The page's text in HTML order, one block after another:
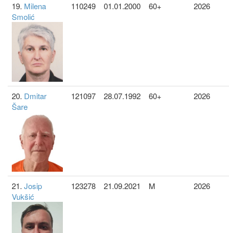
19. Milena
Smolić
110249 01.01.2000 60+ 2026
20. Dmitar
Šare
121097 28.07.1992 60+ 2026
21. Josip
Vukšić
123278 21.09.2021 M 2026